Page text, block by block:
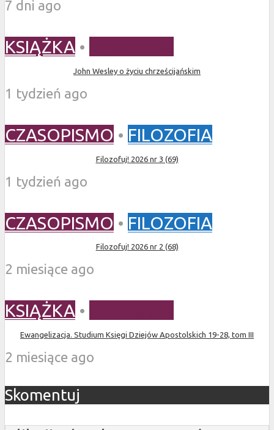
7 dni ago
KSIĄŻKA •
John Wesley o życiu chrześcijańskim
1 tydzień ago
CZASOPISMO • FILOZOFIA
Filozofuj! 2026 nr 3 (69)
1 tydzień ago
CZASOPISMO • FILOZOFIA
Filozofuj! 2026 nr 2 (68)
2 miesiące ago
KSIĄŻKA •
Ewangelizacja. Studium Księgi Dziejów Apostolskich 19-28, tom III
2 miesiące ago
Skomentuj